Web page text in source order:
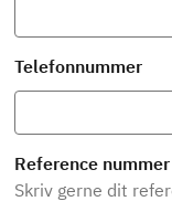
Telefonnummer
Reference
Skriv gerne dit